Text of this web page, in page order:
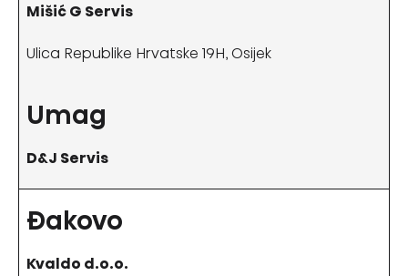
Mišić G Servis
Ulica Republike Hrvatske 19H, Osijek
Umag
D&J Servis
Đakovo
Kvaldo d.o.o.